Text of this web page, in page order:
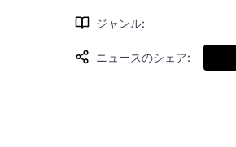
ジャンル:
ニュースのシェア: